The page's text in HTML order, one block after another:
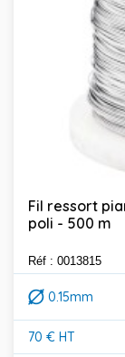
Fil ressort
poli - 500 m
Réf : 0013815
0.15mm
70 € HT
Prix